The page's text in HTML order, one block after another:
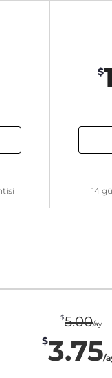
$
14
$5.00/ay
$3.75/